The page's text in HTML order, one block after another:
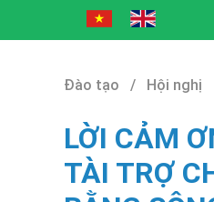
Đào tạo / Hội nghị
LỜI CẢM
TÀI TRỢ